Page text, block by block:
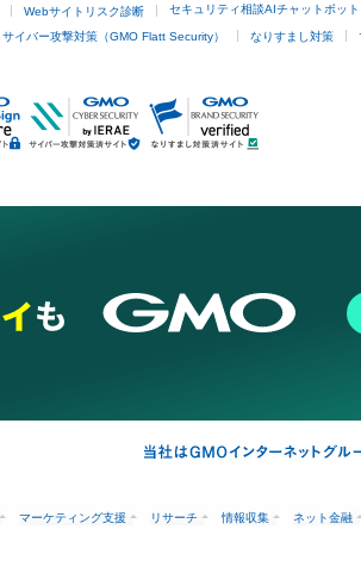
Webサイトリスク診断 セキュリティ相談AIチャットボット
サイバー攻撃対策（GMO Flatt Security） なりすまし対策
マーケティング支援 リサーチ 情報収集 ネット金融